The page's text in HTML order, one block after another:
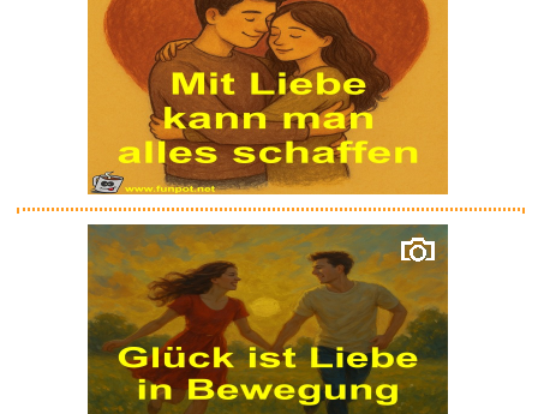
Titan Ohrringe - Allergiefrei ...
Anzeige
Duke Ellington & John Coltrane...
Anzeige